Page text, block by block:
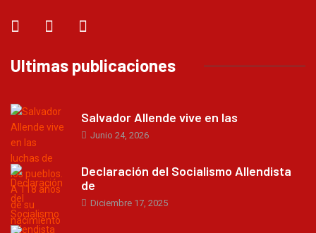
Ultimas publicaciones
Salvador Allende vive en las
Junio 24, 2026
Declaración del Socialismo Allendista
de
Diciembre 17, 2025